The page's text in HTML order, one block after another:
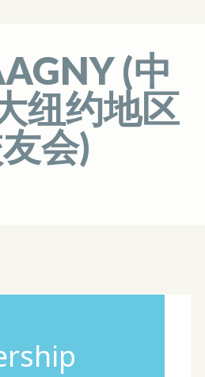
(中
纽约地区
会)